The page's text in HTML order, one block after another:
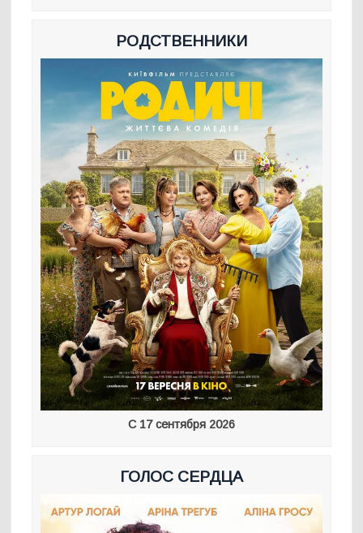
РОДСТВЕННИКИ
С 17 сентября 2026
ГОЛОС СЕРДЦА